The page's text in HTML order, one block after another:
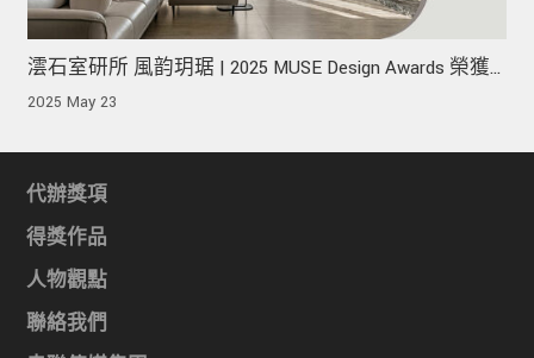
澐石室研所 風韵玥琚 | 2025 MUSE Design Awards 榮獲
銀獎！
2025 May 23
代辦獎項
得獎作品
人物觀點
聯絡我們